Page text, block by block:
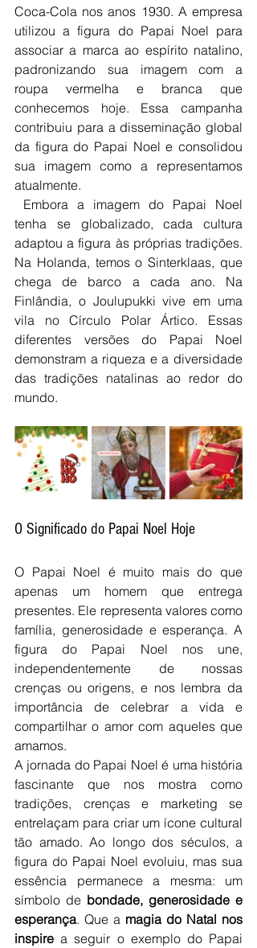
Coca-Cola nos anos 1930. A empresa
utilizou a figura do Papai Noel para
associar a marca ao espírito natalino,
padronizando sua imagem com a
roupa vermelha e branca que
conhecemos hoje. Essa campanha
contribuiu para a disseminação global
da figura do Papai Noel e consolidou
sua imagem como a representamos
atualmente.
tenha se globalizado, cada cultura
adaptou a figura às próprias tradições.
Na Holanda, temos o Sinterklaas, que
chega de barco a cada ano. Na
Finlândia, o Joulupukki vive em uma
vila no Círculo Polar Ártico. Essas
diferentes versões do Papai Noel
demonstram a riqueza e a diversidade
das tradições natalinas ao redor do
mundo.
O Significado do Papai Noel Hoje
O Papai Noel é muito mais do que
apenas um homem que entrega
presentes. Ele representa valores como
família, generosidade e esperança. A
figura do Papai Noel nos une,
independentemente de nossas
crenças ou origens, e nos lembra da
importância de celebrar a vida e
compartilhar o amor com aqueles que
amamos.
A jornada do Papai Noel é uma história
fascinante que nos mostra como
tradições, crenças e marketing se
entrelaçam para criar um ícone cultural
tão amado. Ao longo dos séculos, a
figura do Papai Noel evoluiu, mas sua
essência permanece a mesma: um
símbolo de bondade, generosidade e
esperança. Que a magia do Natal nos
inspire a seguir o exemplo do Papai